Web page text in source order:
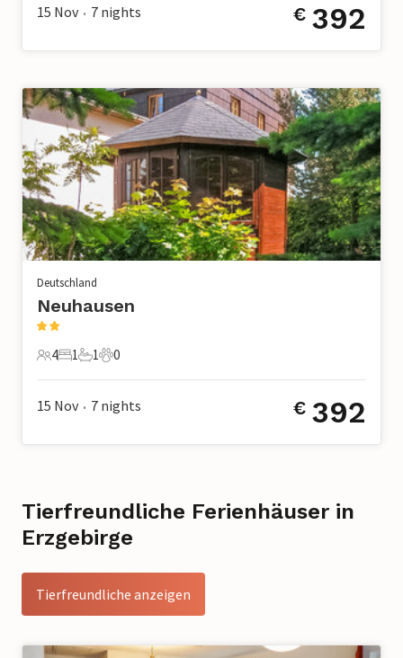
15 Nov • 7 nights € 392
Deutschland
Neuhausen
4 Gäste
4
1 Schlafzimmer
1
1 Badezimmer
1
0 Haustiere
0
15 Nov • 7 nights € 392
Tierfreundliche Ferienhäuser in
Erzgebirge
Tierfreundliche anzeigen